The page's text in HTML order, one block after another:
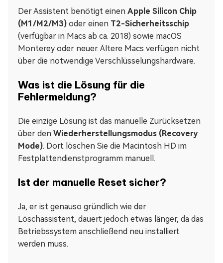
Der Assistent benötigt einen Apple Silicon Chip
(M1/M2/M3) oder einen T2-Sicherheitsschip
(verfügbar in Macs ab ca. 2018) sowie macOS
Monterey oder neuer. Ältere Macs verfügen nicht
über die notwendige Verschlüsselungshardware.
Was ist die Lösung für die
Fehlermeldung?
Die einzige Lösung ist das manuelle Zurücksetzen
über den Wiederherstellungsmodus (Recovery
Mode). Dort löschen Sie die Macintosh HD im
Festplattendienstprogramm manuell.
Ist der manuelle Reset sicher?
Ja, er ist genauso gründlich wie der
Löschassistent, dauert jedoch etwas länger, da das
Betriebssystem anschließend neu installiert
werden muss.